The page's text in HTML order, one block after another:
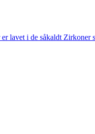
lavet i de såkaldt Zirkoner